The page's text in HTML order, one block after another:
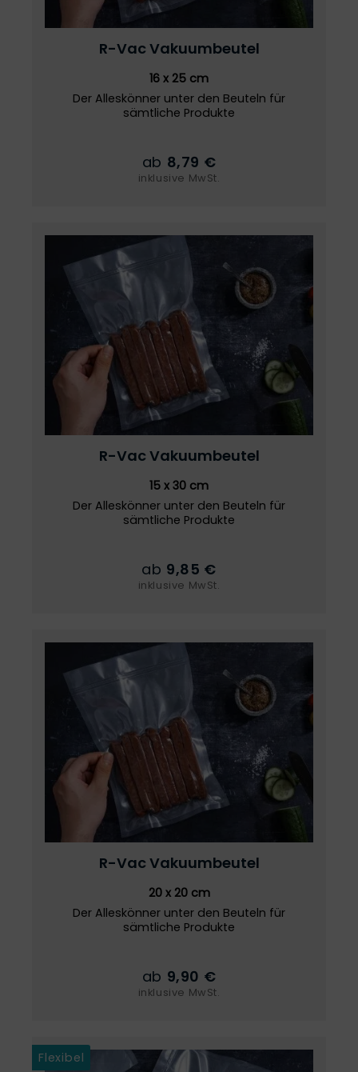
R-Vac Vakuumbeutel
16 x 25 cm
Der Alleskönner unter den Beuteln für
sämtliche Produkte
ab 8,79 €
inklusive MwSt.
R-Vac Vakuumbeutel
15 x 30 cm
Der Alleskönner unter den Beuteln für
sämtliche Produkte
ab 9,85 €
inklusive MwSt.
R-Vac Vakuumbeutel
20 x 20 cm
Der Alleskönner unter den Beuteln für
sämtliche Produkte
ab 9,90 €
inklusive MwSt.
Flexibel